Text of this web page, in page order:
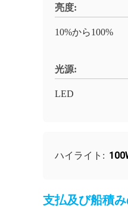
亮度:
10%から100%
光源:
LED
ハイライト:
支払及び船積